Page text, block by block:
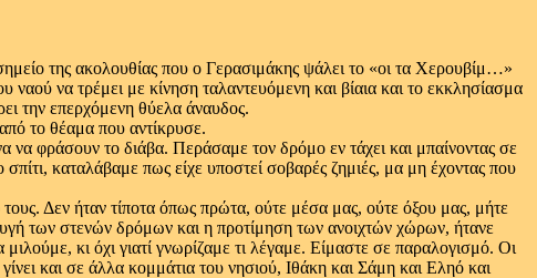
της ακολουθίας που ο Γερασιμάκης ψάλει το «οι τα Χερουβίμ…»
να τρέμει με κίνηση ταλαντευόμενη και βίαια και το εκκλησίασμα
την επερχόμενη θύελα άναυδος.
το θέαμα που αντίκρυσε.
φράσουν το διάβα. Περάσαμε τον δρόμο εν τάχει και μπαίνοντας σε
καταλάβαμε πως είχε υποστεί σοβαρές ζημιές, μα μη έχοντας που
Δεν ήταν τίποτα όπως πρώτα, ούτε μέσα μας, ούτε όξου μας, μήτε
των στενών δρόμων και η προτίμηση των ανοιχτών χώρων, ήτανε
κι όχι γιατί γνωρίζαμε τι λέγαμε. Είμαστε σε παραλογισμό. Οι
και σε άλλα κομμάτια του νησιού, Ιθάκη και Σάμη και Εληό και